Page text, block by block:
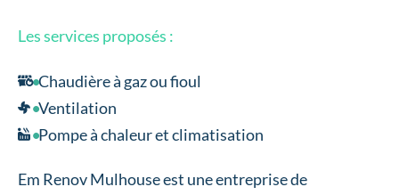
Les services proposés :
Chaudière à gaz ou fioul
Ventilation
Pompe à chaleur et climatisation
Em Renov Mulhouse est une entreprise de